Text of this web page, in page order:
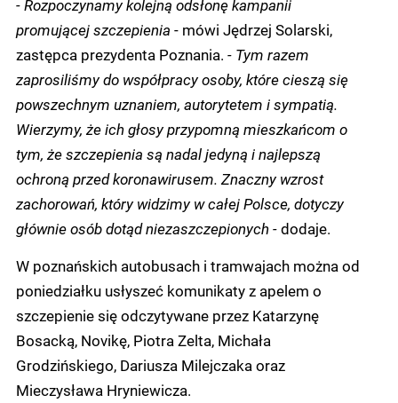
- Rozpoczynamy kolejną odsłonę kampanii
promującej szczepienia - mówi Jędrzej Solarski,
zastępca prezydenta Poznania. - Tym razem
zaprosiliśmy do współpracy osoby, które cieszą się
powszechnym uznaniem, autorytetem i sympatią.
Wierzymy, że ich głosy przypomną mieszkańcom o
tym, że szczepienia są nadal jedyną i najlepszą
ochroną przed koronawirusem. Znaczny wzrost
zachorowań, który widzimy w całej Polsce, dotyczy
głównie osób dotąd niezaszczepionych -dodaje.
W poznańskich autobusach i tramwajach można od
poniedziałku usłyszeć komunikaty z apelem o
szczepienie się odczytywane przez Katarzynę
Bosacką, Novikę, Piotra Zelta, Michała
Grodzińskiego, Dariusza Milejczaka oraz
Mieczysława Hryniewicza.